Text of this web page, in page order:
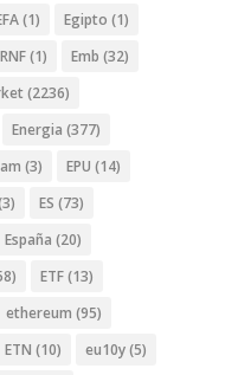
(1) Egipto (1)
(1) Emb (32)
(2236)
Energia (377)
(3) EPU (14)
ES (73)
España (20)
ETF(13)
ethereum (95)
ETN (10) eu10y(5)